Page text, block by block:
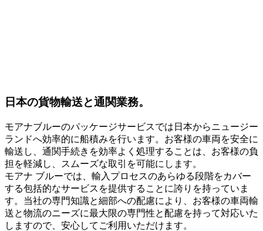
日本の貨物輸送と通関業務。
モアナブルーのパッケージサービスでは日本からニュージー
ランドへ効率的に船積みを行います。お客様の車両を安全に
輸送し、通関手続きを効率よく処理することは、お客様の負
担を軽減し、スムーズな取引を可能にします。
モアナ ブルーでは、輸入プロセスのあらゆる段階をカバー
する包括的なサービスを提供することに誇りを持っていま
す。当社の専門知識と細部への配慮により、お客様の車両輸
送と物流のニーズに最大限の専門性と配慮を持って対応いた
しますので、安心してご利用いただけます。